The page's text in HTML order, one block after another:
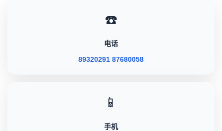
☎️
电话
89320291 87680058
📱
手机